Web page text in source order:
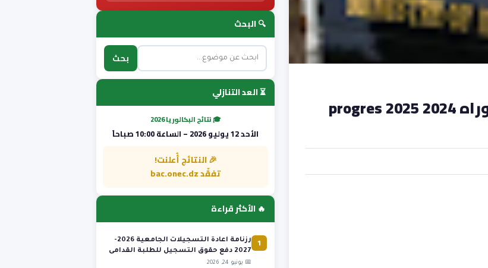
هنا تسجيلات مسابقة الدكتوراه 2024 2025 progres
🔍 البحث
بحث
⏳ العد التنازلي
🎓 نتائج البكالوريا 2026
الأحد 12 يوليو 2026 – الساعة 10:00 صباحاً
🎉 النتائج أُعلنت!
تفقّد bac.onec.dz
🔥 الأكثر قراءة
1
رزنامة اعادة التسجيلات الجامعية 2026-
2027 دفع حقوق التسجيل للطلبة القدامى
📅 يونيو 24, 2026